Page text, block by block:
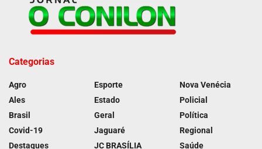
Categorias
Agro
Ales
Brasil
Covid-19
Destaques
Esporte
Estado
Geral
Jaguaré
JC BRASÍLIA
Nova Venécia
Policial
Política
Regional
Saúde